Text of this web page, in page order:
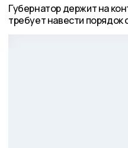
Губернатор держит на
требует навести порядок